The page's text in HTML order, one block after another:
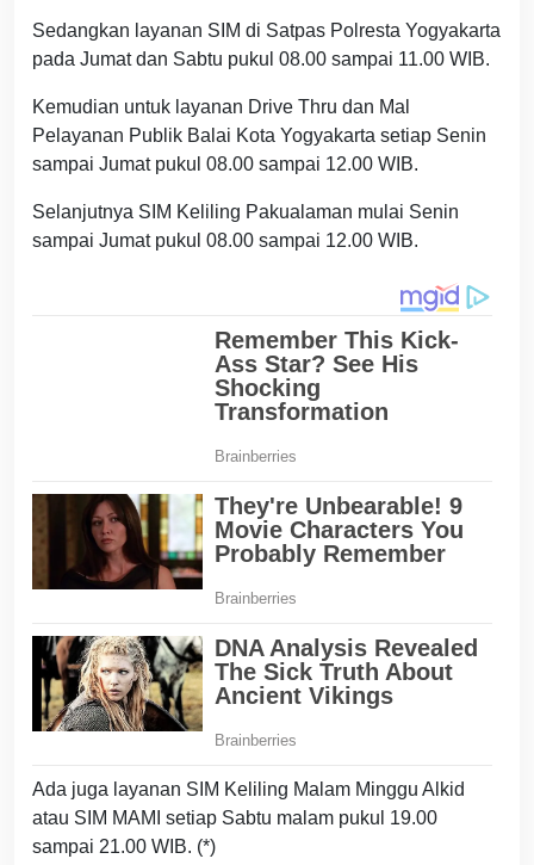
Sedangkan layanan SIM di Satpas Polresta Yogyakarta
pada Jumat dan Sabtu pukul 08.00 sampai 11.00 WIB.
Kemudian untuk layanan Drive Thru dan Mal
Pelayanan Publik Balai Kota Yogyakarta setiap Senin
sampai Jumat pukul 08.00 sampai 12.00 WIB.
Selanjutnya SIM Keliling Pakualaman mulai Senin
sampai Jumat pukul 08.00 sampai 12.00 WIB.
Ada juga layanan SIM Keliling Malam Minggu Alkid
atau SIM MAMI setiap Sabtu malam pukul 19.00
sampai 21.00 WIB. (*)